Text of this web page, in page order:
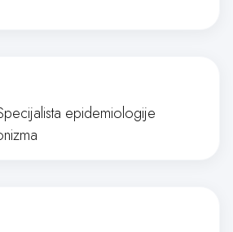
epidemiologije